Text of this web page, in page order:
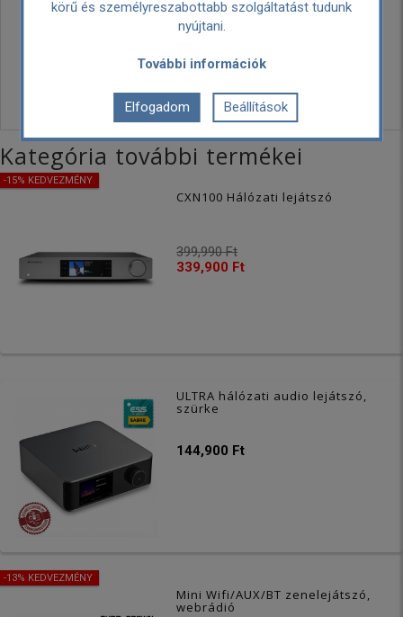
Kategória további termékei
-15% KEDVEZMÉNY
CXN100 Hálózati lejátszó
399,990 Ft
339,900 Ft
ULTRA hálózati audio lejátszó,
szürke
144,900 Ft
-13% KEDVEZMÉNY
Mini Wifi/AUX/BT zenelejátszó,
webrádió
körű és személyreszabottabb szolgáltatást tudunk
nyújtani.
További információk
Elfogadom Beállítások